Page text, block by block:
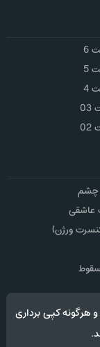
6
5
4
چشم
عاشقی
ورژن)
کپی برداری